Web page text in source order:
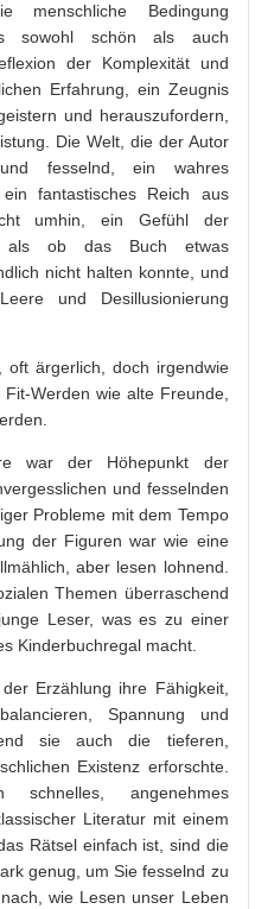
menschliche Bedingung
sowohl schön als auch
der Komplexität und
Erfahrung, ein Zeugnis
und herauszufordern,
Die Welt, die der Autor
fesselnd, ein wahres
fantastisches Reich aus
umhin, ein Gefühl der
als ob das Buch etwas
nicht halten konnte, und
und Desillusionierung
oft ärgerlich, doch irgendwie
Fit-Werden wie alte Freunde,
war der Höhepunkt der
und fesselnden
Probleme mit dem Tempo
der Figuren war wie eine
aber lesen lohnend.
Themen überraschend
Leser, was es zu einer
Kinderbuchregal macht.
Erzählung ihre Fähigkeit,
Spannung und
sie auch die tieferen,
Existenz erforschte.
angenehmes
Literatur mit einem
Rätsel einfach ist, sind die
genug, um Sie fesselnd zu
wie Lesen unser Leben